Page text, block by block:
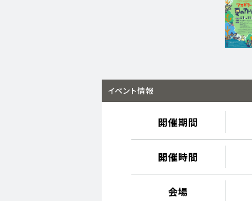
イベント情報
開催期間
開催時間
会場